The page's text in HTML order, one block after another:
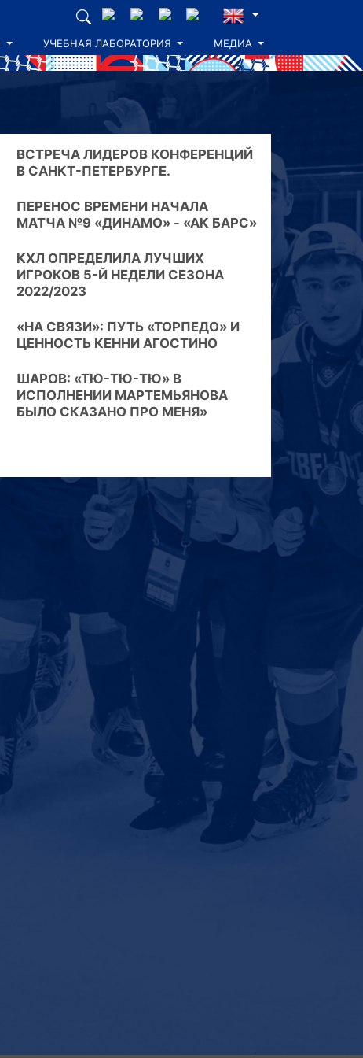
УЧЕБНАЯ ЛАБОРАТОРИЯ МЕДИА
ВСТРЕЧА ЛИДЕРОВ КОНФЕРЕНЦИЙ
В САНКТ-ПЕТЕРБУРГЕ.
ПЕРЕНОС ВРЕМЕНИ НАЧАЛА
МАТЧА №9 «ДИНАМО» - «АК БАРС»
КХЛ ОПРЕДЕЛИЛА ЛУЧШИХ
ИГРОКОВ 5-Й НЕДЕЛИ СЕЗОНА
2022/2023
«НА СВЯЗИ»: ПУТЬ «ТОРПЕДО» И
ЦЕННОСТЬ КЕННИ АГОСТИНО
ШАРОВ: «ТЮ-ТЮ-ТЮ» В
ИСПОЛНЕНИИ МАРТЕМЬЯНОВА
БЫЛО СКАЗАНО ПРО МЕНЯ»